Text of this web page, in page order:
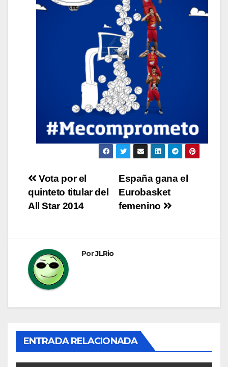
Navegación
de
España gana el
Eurobasket
femenino
Vota por el
quinteto titular del
All Star 2014
PorJLRio
ENTRADA RELACIONADA